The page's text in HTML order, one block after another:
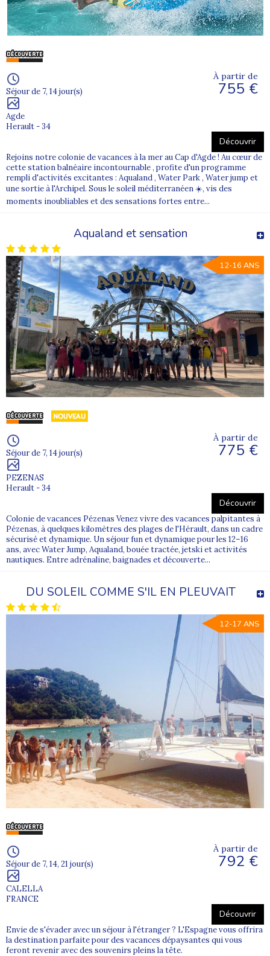
Séjour de 7, 14 jour(s)
Agde
Herault - 34
À partir de
755 €
Découvrir
Rejoins notre colonie de vacances à la mer au Cap d'Agde ! Au cœur de
cette station balnéaire incontournable , profite d'un programme
rempli d'activités excitantes : Aqualand , Water Park , Water jump et
une sortie à l'Archipel. Sous le soleil méditerranéen ☀️, vis des
moments inoubliables et des sensations fortes entre...
Aqualand et sensation
12-16 ANS
Séjour de 7, 14 jour(s)
PEZENAS
Herault - 34
À partir de
775 €
Découvrir
Colonie de vacances Pézenas Venez vivre des vacances palpitantes à
Pézenas, à quelques kilomètres des plages de l'Hérault, dans un cadre
sécurisé et dynamique. Un séjour fun et dynamique pour les 12–16
ans, avec Water Jump, Aqualand, bouée tractée, jetski et activités
nautiques. Entre adrénaline, baignades et découverte...
DU SOLEIL COMME S'IL EN PLEUVAIT
12-17 ANS
Séjour de 7, 14, 21 jour(s)
CALELLA
FRANCE
À partir de
792 €
Découvrir
Envie de s'évader avec un séjour à l'étranger ? L'Espagne vous offrira
la destination parfaite pour des vacances dépaysantes qui vous
feront revenir avec des souvenirs pleins la tête.